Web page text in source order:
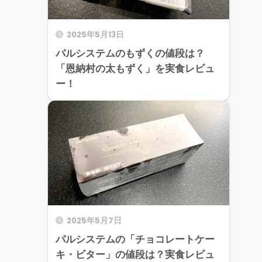
2025年5月13日
パルシステムのもずくの値段は？
「恩納村の太もずく」を実食レビュ
ー！
2025年5月7日
パルシステムの「チョコレートケー
キ・ビター」の値段は？実食レビュ